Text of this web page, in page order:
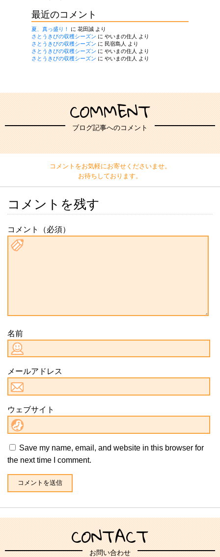
最近のコメント
夏、真っ盛り！ に 花田誠より
さとうきびの収穫シーズン に やいまの住人
より
さとうきびの収穫シーズン に 民宿島人
より
さとうきびの収穫シーズン に やいまの住人
より
さとうきびの収穫シーズン に やいまの住人 より
COMMENT
ブログ記事へのコメント
コメントをお気軽にお寄せくださいませ。
お待ちしております。
コメントを残す
コメント（必須）
名前
メールアドレス
ウェブサイト
Save my name, email, and website in this browser for
the next time I comment.
CONTACT
お問い合わせ